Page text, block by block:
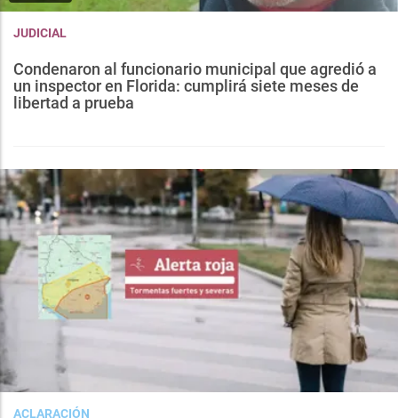
JUDICIAL
Condenaron al funcionario municipal que agredió a
un inspector en Florida: cumplirá siete meses de
libertad a prueba
ACLARACIÓN